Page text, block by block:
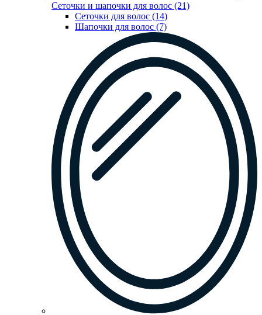
Сеточки и шапочки для волос (21)
Сеточки для волос (14)
Шапочки для волос (7)